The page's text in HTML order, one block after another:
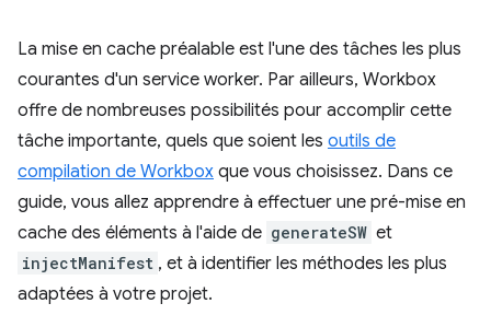
La mise en cache préalable est l'une des tâches les plus
courantes d'un service worker. Par ailleurs, Workbox
offre de nombreuses possibilités pour accomplir cette
tâche importante, quels que soient les outils de
compilation de Workbox que vous choisissez. Dans ce
guide, vous allez apprendre à effectuer une pré-mise en
cache des éléments à l'aide de generateSW et
injectManifest , et à identifier les méthodes les plus
adaptées à votre projet.